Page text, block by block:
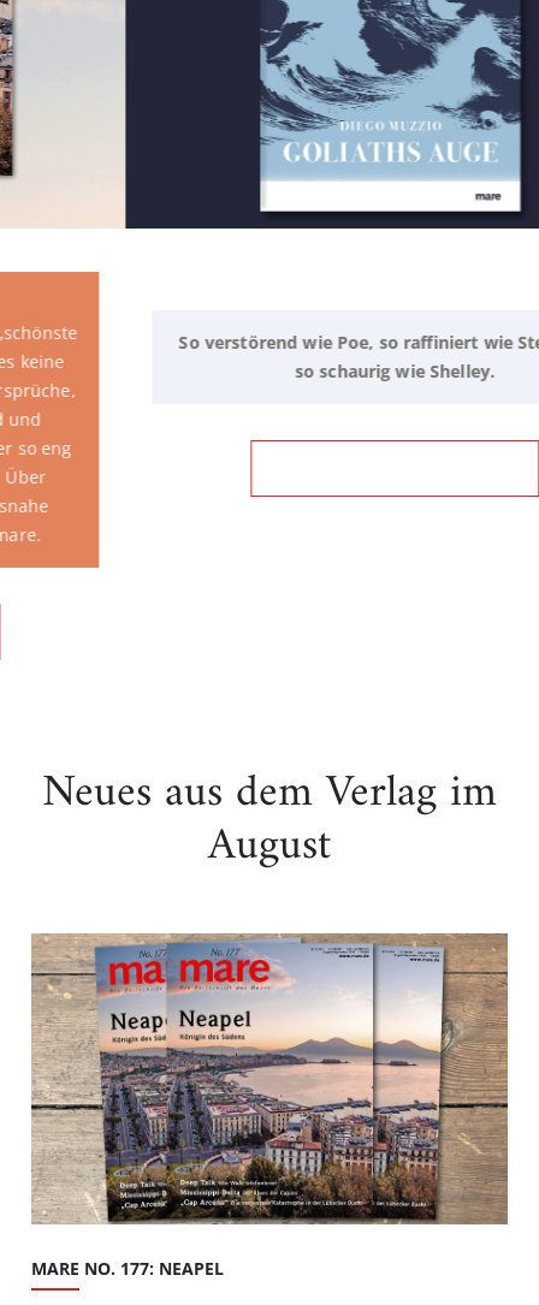
So verstörend wie Poe, so raffiniert wie Stevenson,
so schaurig wie Shelley.
Neues aus dem Verlag im
August
MARE NO. 177: NEAPEL